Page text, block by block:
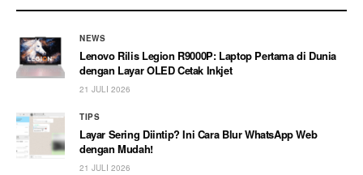
NEWS
Lenovo Rilis Legion R9000P: Laptop Pertama di Dunia
dengan Layar OLED Cetak Inkjet
21 JULI 2026
TIPS
Layar Sering Diintip? Ini Cara Blur WhatsApp Web
dengan Mudah!
21 JULI 2026